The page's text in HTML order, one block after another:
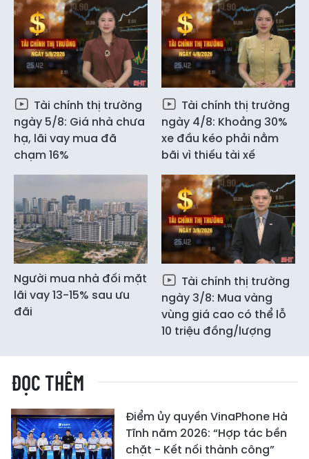
Tài chính thị trường
ngày 5/8: Giá nhà chưa
hạ, lãi vay mua đã
chạm 16%
Tài chính thị trường
ngày 4/8: Khoảng 30%
xe đầu kéo phải nằm
bãi vì thiếu tài xế
Người mua nhà đối mặt
lãi vay 13-15% sau ưu
đãi
Tài chính thị trường
ngày 3/8: Mua vàng
vùng giá cao có thể lỗ
10 triệu đồng/lượng
ĐỌC THÊM
Điểm ủy quyền VinaPhone Hà
Tĩnh năm 2026: “Hợp tác bền
chặt - Kết nối thành công”